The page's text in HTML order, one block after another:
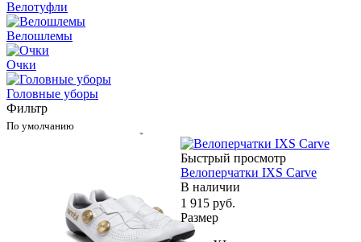
Велотуфли
Велошлемы
Очки
Головные уборы
Фильтр
По умолчанию
Быстрый просмотр
Велоперчатки IXS Carve
В наличии
1 915 руб.
Размер